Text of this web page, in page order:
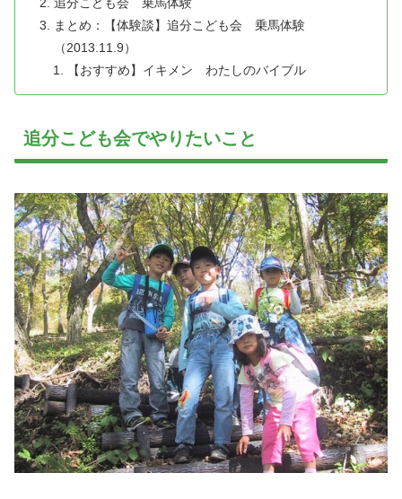
まとめ：【体験談】追分こども会 乗馬体験
（2013.11.9）
【おすすめ】イキメン わたしのバイブル
追分こども会でやりたいこと